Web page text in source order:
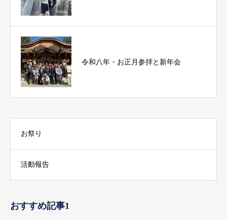
令和八年・お正月参拝と新年会
お祭り
活動報告
おすすめ記事1